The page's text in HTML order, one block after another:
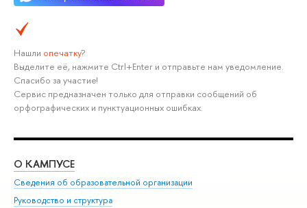
Нашли опечатку?
Выделите её, нажмите Ctrl+Enter и отправьте нам уведомление.
Спасибо за участие!
Сервис предназначен только для отправки сообщений об
орфографических и пунктуационных ошибках.
О КАМПУСЕ
Сведения об образовательной организации
Руководство и структура